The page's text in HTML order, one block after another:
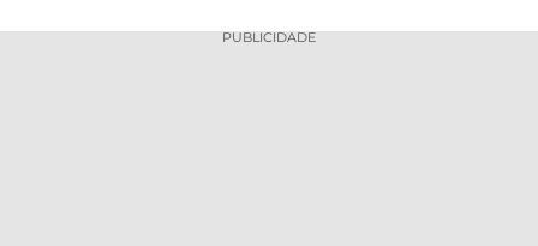
PUBLICIDADE